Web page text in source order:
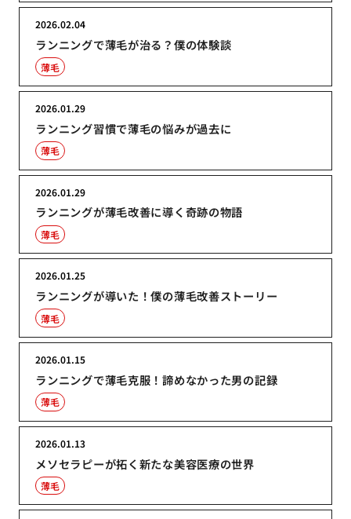
ランニングで薄毛が治る？僕の体験談
2026.02.04
薄毛
ランニング習慣で薄毛の悩みが過去に
2026.01.29
薄毛
ランニングが薄毛改善に導く奇跡の物語
2026.01.29
薄毛
ランニングが導いた！僕の薄毛改善ストーリー
2026.01.25
薄毛
ランニングで薄毛克服！諦めなかった男の記録
2026.01.15
薄毛
メソセラピーが拓く新たな美容医療の世界
2026.01.13
薄毛